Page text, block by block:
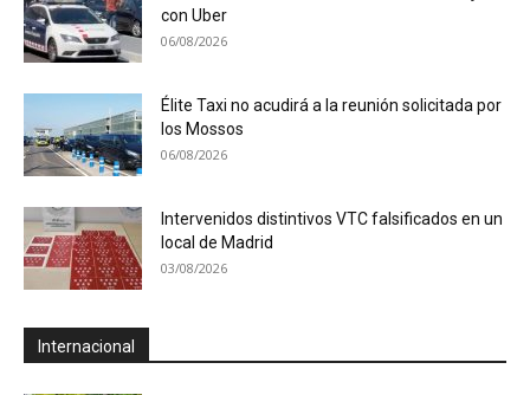
con Uber
06/08/2026
Élite Taxi no acudirá a la reunión solicitada por
los Mossos
06/08/2026
Intervenidos distintivos VTC falsificados en un
local de Madrid
03/08/2026
Internacional